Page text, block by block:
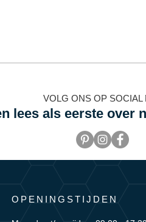
VOLG ONS OP SOCIAL
lees als eerste over
OPENINGSTIJDEN